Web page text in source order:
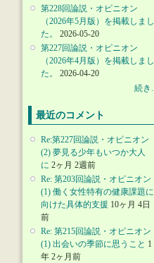
第228回論説・オピニオン
（2026年5月版）を掲載しまし
た。
2026-05-20
第227回論説・オピニオン
（2026年4月版）を掲載しまし
た。
2026-04-20
続き...
最近のコメント
Re:第227回論説・オピニオン
(2) 夢見る少年もいつか大人
に 2ヶ月 2週前
Re: 第203回論説・オピニオン
(1) 働く女性特有の健康課題に
向けた具体的支援 10ヶ月 4日
前
Re: 第215回論説・オピニオン
(1) 出会いの季節に思うこと 1
年 2ヶ月前